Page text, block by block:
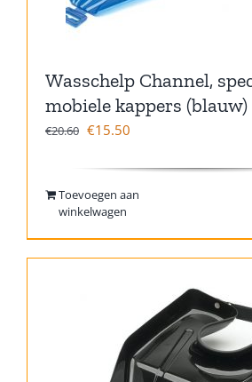
Wasschelp Channel,
mobiele kappers (blauw)
€20.60 €15.50
Toevoegen aan
winkelwagen